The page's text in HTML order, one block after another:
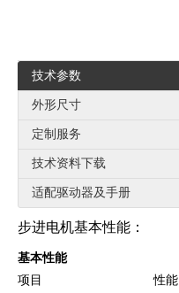
技术参数
外形尺寸
定制服务
技术资料下载
适配驱动器及手册
步进电机基本性能：
基本性能
项目
性能